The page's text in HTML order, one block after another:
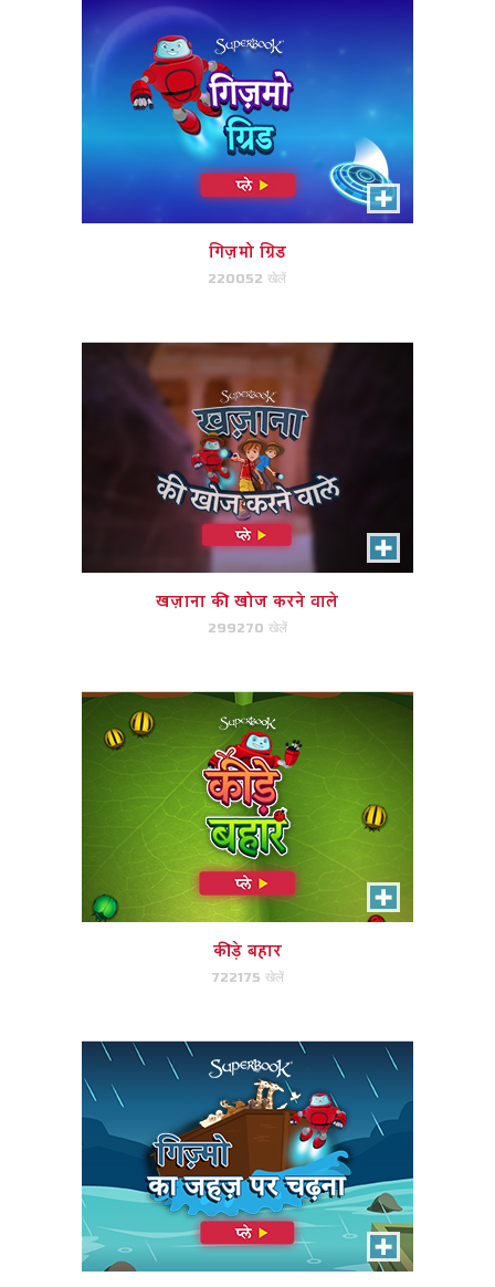
गिज़मो ग्रिड
220052 खेलें
खज़ाना की खोज करने वाले
इंडियाना जोन्स पसंदीदा मिलान खेल!
खज़ाना की खोज करने वाले
299270 खेलें
कीड़े बहार
कीड़े को साफ़ करने के लिए कीड़े मिलान
कीड़े बहार
722175 खेलें
गिज़्मो का जहज़ पर चढ़ना
गिज़मो जानवरों को वापस जहाज में लाने में
मदद करें।
अदन वाटिका का रोमांच
अदन में पशु जोड़े और फसल फल का